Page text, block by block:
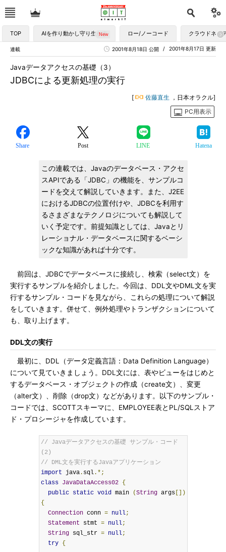
TOP AIを作り動かし守り生かす ロー/ノーコード クラウドネイ
連載 2001年8月17日 更新
2001年8月18日 公開
JDBCによる更新処理の実行
Javaデータアクセスの基礎（3）
[ 佐藤直生 ，日本オラクル]
PC用表示
Share Post LINE Hatena
この連載では、Javaのデータベース・アクセ
スAPIである「JDBC」の機能を、サンプルコ
ードを交えて解説していきます。また、J2EE
におけるJDBCの位置付けや、JDBCを利用す
るさまざまなテクノロジについても解説して
いく予定です。前提知識としては、Javaとリ
レーショナル・データベースに関するベーシ
ックな知識があれば十分です。
前回は、JDBCでデータベースに接続し、検索（select文）を
実行するサンプルを紹介しました。今回は、DDL文やDML文を実
行するサンプル・コードを見ながら、これらの処理について解説
をしていきます。併せて、例外処理やトランザクションについて
も、取り上げます。
DDL文の実行
最初に、DDL（データ定義言語：Data Definition Language）
について見ていきましょう。DDL文には、表やビューをはじめと
するデータベース・オブジェクトの作成（create文）、変更
（alter文）、削除（drop文）などがあります。以下のサンプル・
コードでは、SCOTTスキーマに、EMPLOYEE表とPL/SQLストア
ド・プロシージャを作成しています。
// Javaデータアクセスの基礎 サンプル・コード
(2)
// DML文を実行するJavaアプリケーション
import java. sql.*;
class
JavaDataAccess02
{
public
static void main (String args[])
{
Connection conn = null;
Statement stmt = null;
String sql_str = null;
try
{